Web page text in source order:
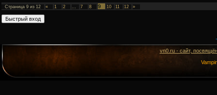
Страница 9 из 12 « 1 2 … 7 8 9 10 11 12 »
vn0.ru - сайт,